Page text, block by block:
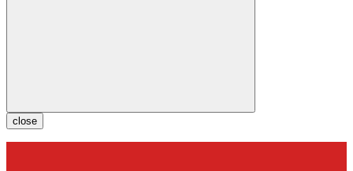
close